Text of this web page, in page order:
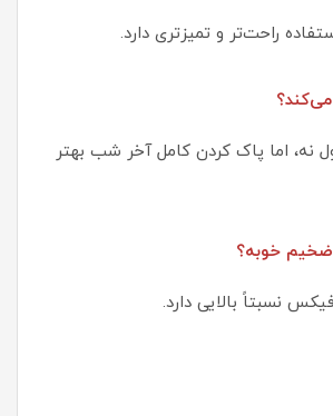
راحت‌تر و تمیزتری دارد.
نه، اما پاک کردن کامل آخر شب بهتر
ضخیم خوبه؟
نسبتاً بالایی دارد.